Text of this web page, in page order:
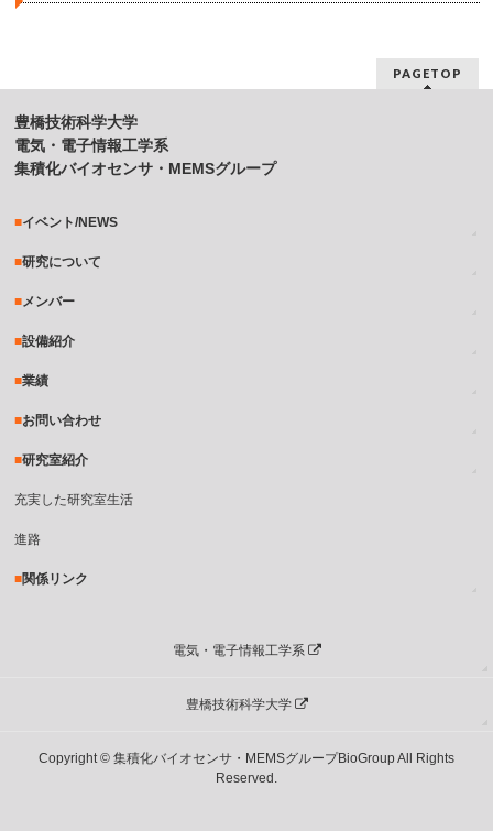
PAGETOP
豊橋技術科学大学
電気・電子情報工学系
集積化バイオセンサ・MEMSグループ
イベント/NEWS
研究について
メンバー
設備紹介
業績
お問い合わせ
研究室紹介
充実した研究室生活
進路
関係リンク
電気・電子情報工学系
豊橋技術科学大学
Copyright © 集積化バイオセンサ・MEMSグループBioGroup All Rights
Reserved.